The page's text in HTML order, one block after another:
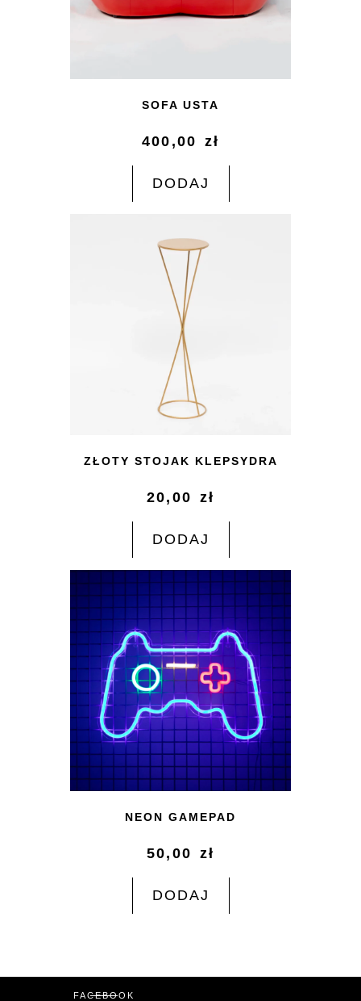
SOFA USTA
400,00 zł
DODAJ
ZŁOTY STOJAK KLEPSYDRA
20,00 zł
DODAJ
NEON GAMEPAD
50,00 zł
DODAJ
FACEBOOK